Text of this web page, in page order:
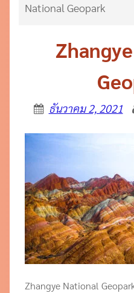
National Geopark
ธันวาคม 2, 2021
Zhangye National